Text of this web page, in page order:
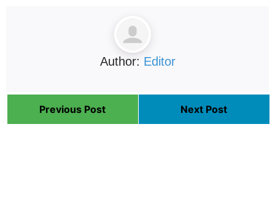
Author: Editor
Previous Post Next Post